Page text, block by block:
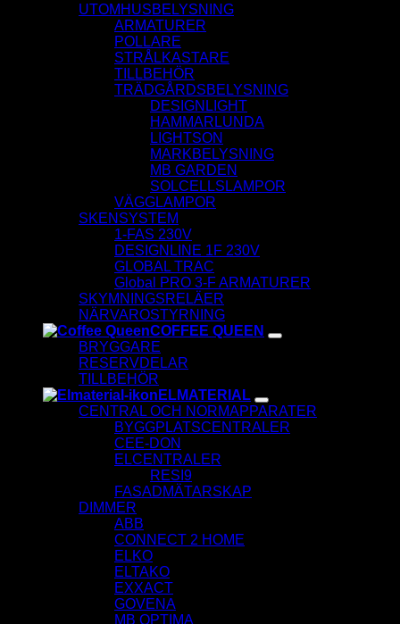
UTOMHUSBELYSNING
ARMATURER
POLLARE
STRÅLKASTARE
TILLBEHÖR
TRÄDGÅRDSBELYSNING
DESIGNLIGHT
HAMMARLUNDA
LIGHTSON
MARKBELYSNING
MB GARDEN
SOLCELLSLAMPOR
VÄGGLAMPOR
SKENSYSTEM
1-FAS 230V
DESIGNLINE 1F 230V
GLOBAL TRAC
Global PRO 3-F ARMATURER
SKYMNINGSRELÄER
NÄRVAROSTYRNING
COFFEE QUEEN
BRYGGARE
RESERVDELAR
TILLBEHÖR
ELMATERIAL
CENTRAL OCH NORMAPPARATER
BYGGPLATSCENTRALER
CEE-DON
ELCENTRALER
RESI9
FASADMÄTARSKAP
DIMMER
ABB
CONNECT 2 HOME
ELKO
ELTAKO
EXXACT
GOVENA
MB OPTIMA